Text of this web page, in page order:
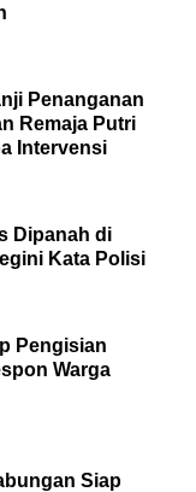
Penanganan
Remaja Putri
Intervensi
Dipanah di
Kata Polisi
Pengisian
Warga
Siap